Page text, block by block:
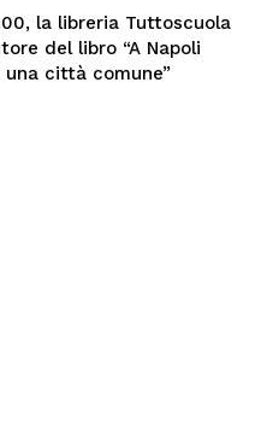
la libreria Tuttoscuola
del libro “A Napoli
una città comune”